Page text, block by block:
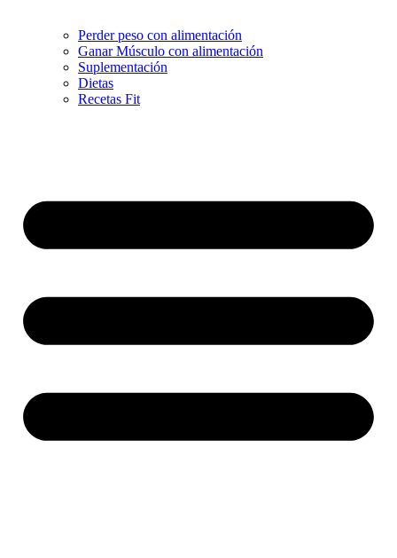
Perder peso con alimentación
Ganar Músculo con alimentación
Suplementación
Dietas
Recetas Fit